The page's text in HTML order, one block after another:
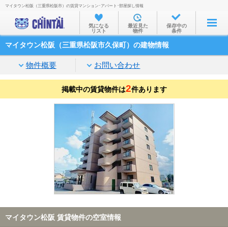
お部屋を探す
沿線・駅から
住所から
家賃相場から
通勤通学時間から
物件特集から
不動産会社から
TOP
マイタウン松阪（三重県松阪市）の賃貸マンション･アパート･部屋探し情報
気になる
リスト
最近見た
物件
保存中の
条件
マイタウン松阪（三重県松阪市久保町）の建物情報
物件概要 お問い合わせ
掲載中の賃貸物件は2件あります
マイタウン松阪 賃貸物件の空室情報